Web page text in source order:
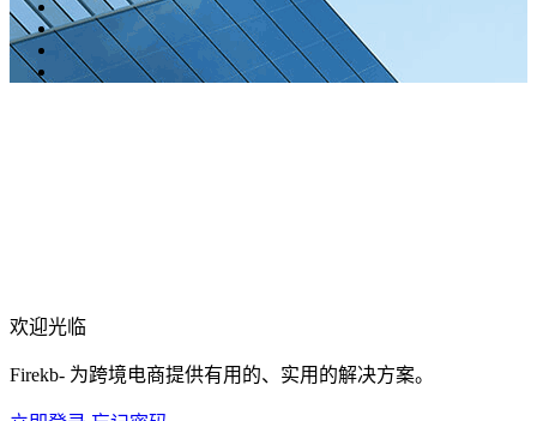
欢迎光临
Firekb- 为跨境电商提供有用的、实用的解决方案。